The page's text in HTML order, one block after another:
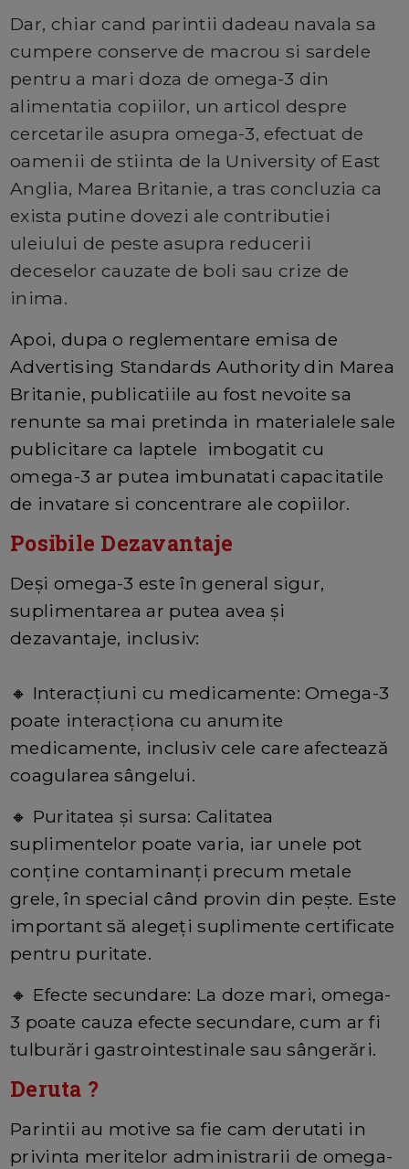
Dar, chiar cand parintii dadeau navala sa
cumpere conserve de macrou si sardele
pentru a mari doza de omega-3 din
alimentatia copiilor, un articol despre
cercetarile asupra omega-3, efectuat de
oamenii de stiinta de la University of East
Anglia, Marea Britanie, a tras concluzia ca
exista putine dovezi ale contributiei
uleiului de peste asupra reducerii
deceselor cauzate de boli sau crize de
inima.
Apoi, dupa o reglementare emisa de
Advertising Standards Authority din Marea
Britanie, publicatiile au fost nevoite sa
renunte sa mai pretinda in materialele sale
publicitare ca laptele imbogatit cu
omega-3 ar putea imbunatati capacitatile
de invatare si concentrare ale copiilor.
Posibile Dezavantaje
Deși omega-3 este în general sigur,
suplimentarea ar putea avea și
dezavantaje, inclusiv:
🔸 Interacțiuni cu medicamente: Omega-3
poate interacționa cu anumite
medicamente, inclusiv cele care afectează
coagularea sângelui.
🔸 Puritatea și sursa: Calitatea
suplimentelor poate varia, iar unele pot
conține contaminanți precum metale
grele, în special când provin din pește. Este
important să alegeți suplimente certificate
pentru puritate.
🔸 Efecte secundare: La doze mari, omega-
3 poate cauza efecte secundare, cum ar fi
tulburări gastrointestinale sau sângerări.
Deruta ?
Parintii au motive sa fie cam derutati in
privinta meritelor administrarii de omega-